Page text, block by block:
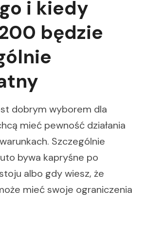
i kiedy
będzie
dobrym wyborem dla
mieć pewność działania
Szczególnie
bywa kapryśne po
albo gdy wiesz, że
mieć swoje ograniczenia